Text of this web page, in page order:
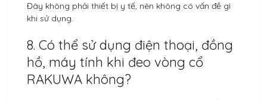
Đây không phải thiết bị y tế, nên không có vấn đề gì
khi sử dụng.
8. Có thể sử dụng điện thoại, đồng
hồ, máy tính khi đeo vòng cổ
RAKUWA không?